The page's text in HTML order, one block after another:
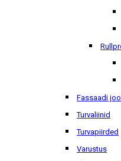
Fassaadi
Turvaliinid
Turvapiirded
Varustus